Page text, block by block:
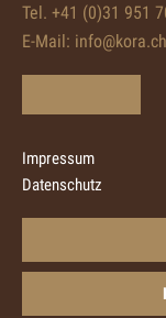
Tel. +41 (0)31 951
E-Mail: info@kora.ch
Impressum
Datenschutz